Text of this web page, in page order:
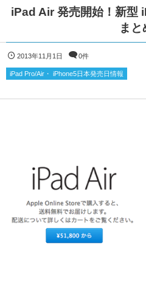
iPad Air 発売開始！新型
まと
2013年11月1日 0件
iPad Pro/Air・ iPhone5日本発売日情報